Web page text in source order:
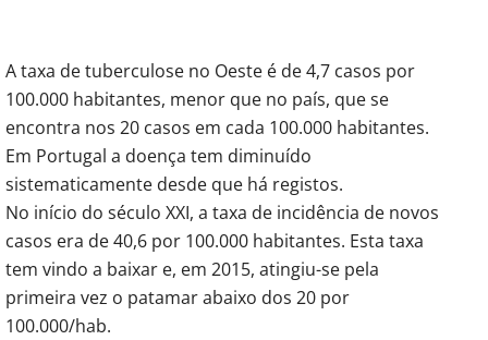
A taxa de tuberculose no Oeste é de 4,7 casos por
100.000 habitantes, menor que no país, que se
encontra nos 20 casos em cada 100.000 habitantes.
Em Portugal a doença tem diminuído
sistematicamente desde que há registos.
No início do século XXI, a taxa de incidência de novos
casos era de 40,6 por 100.000 habitantes. Esta taxa
tem vindo a baixar e, em 2015, atingiu-se pela
primeira vez o patamar abaixo dos 20 por
100.000/hab.